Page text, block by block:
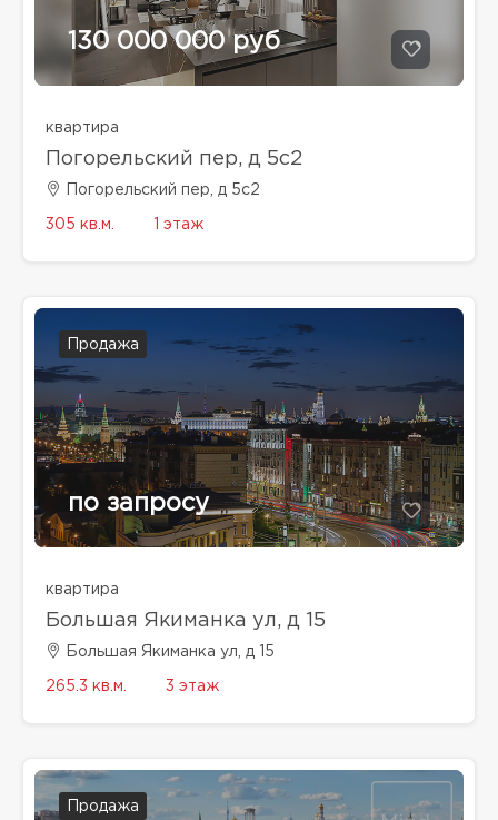
130 000 000 руб
квартира
Погорельский пер, д 5с2
Погорельский пер, д 5с2
305 кв.м. 1 этаж
Продажа
по запросу
квартира
Большая Якиманка ул, д 15
Большая Якиманка ул, д 15
265.3 кв.м. 3 этаж
Продажа